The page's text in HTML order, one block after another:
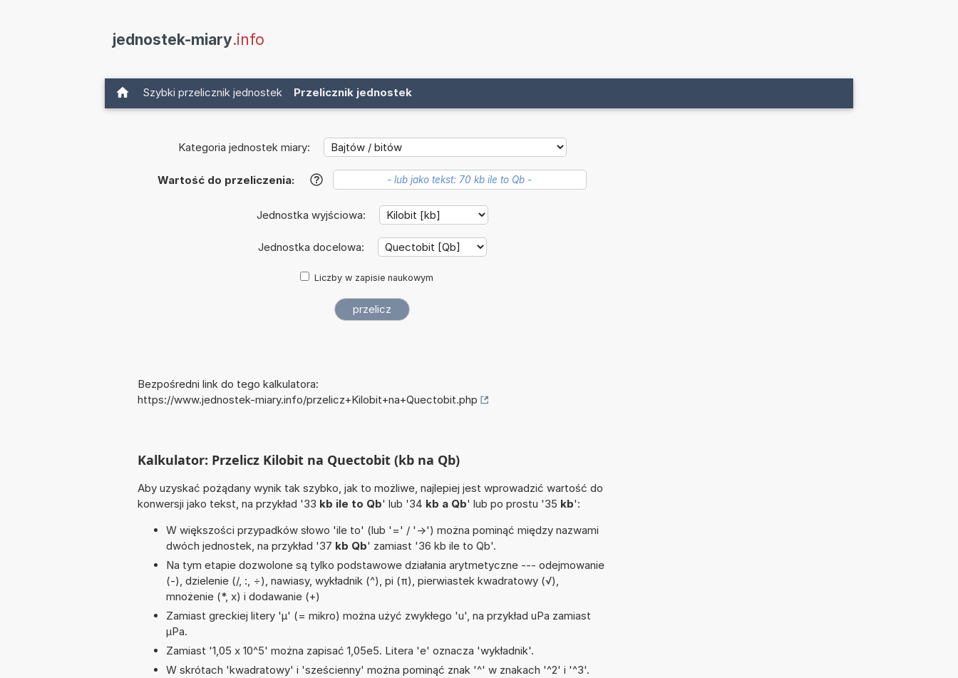
jednostek-miary.info
Szybki przelicznik jednostek Przelicznik jednostek
Kategoria jednostek miary:
Wartość do przeliczenia: ?
Jednostka wyjściowa:
Jednostka docelowa:
Liczby w zapisie naukowym
Bezpośredni link do tego kalkulatora:
https://www.jednostek-miary.info/przelicz+Kilobit+na+Quectobit.php
Kalkulator: Przelicz Kilobit na Quectobit (kb na Qb)
Aby uzyskać pożądany wynik tak szybko, jak to możliwe, najlepiej jest wprowadzić wartość do
konwersji jako tekst, na przykład '33 kb ile to Qb' lub '34 kb a Qb' lub po prostu '35 kb':
W większości przypadków słowo 'ile to' (lub '=' / '->') można pominąć między nazwami
dwóch jednostek, na przykład '37 kb Qb' zamiast '36 kb ile to Qb'.
Na tym etapie dozwolone są tylko podstawowe działania arytmetyczne --- odejmowanie
(-), dzielenie (/, :, ÷), nawiasy, wykładnik (^), pi (π), pierwiastek kwadratowy (√),
mnożenie (*, x) i dodawanie (+)
Zamiast greckiej litery 'µ' (= mikro) można użyć zwykłego 'u', na przykład uPa zamiast
µPa.
Zamiast '1,05 x 10^5' można zapisać 1,05e5. Litera 'e' oznacza 'wykładnik'.
W skrótach 'kwadratowy' i 'sześcienny' można pominąć znak '^' w znakach '^2' i '^3'.